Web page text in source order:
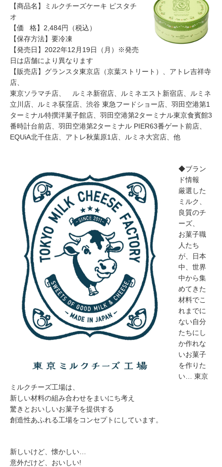
【商品名】ミルクチーズケーキ ピスタチ
オ
【価 格】2,484円（税込）
【保存方法】要冷凍
【発売日】2022年12月19日（月）※発売
日は店舗により異なります
【販売店】グランスタ東京店（京葉ストリート）、アトレ吉祥寺
店、
東京ソラマチ店、 ルミネ新宿店、ルミネエスト新宿店、ルミネ
立川店、ルミネ荻窪店、渋谷 東急フードショー店、羽田空港第1
ターミナル特撰洋菓子館店、羽田空港第2ターミナル東京食賓館3
番時計台前店、羽田空港第2ターミナル PIER63番ゲート前店、
EQUiA北千住店、アトレ秋葉原1店、ルミネ大宮店、他
◆ブラン
ド情報
厳選した
ミルク、
良質のチ
ーズ、
お菓子職
人たち
が、日本
中、世界
中から集
めてきた
材料でこ
れまでに
ない自分
たちにし
か作れな
いお菓子
を作りた
い… 東京
ミルクチーズ工場は、
新しい材料の組み合わせをまいにち考え
驚きとおいしいお菓子を提供する
創造性あふれる工場をコンセプトにしています。
新しいけど、懐かしい…
意外だけど、おいしい!